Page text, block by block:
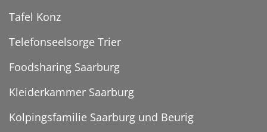
Tafel Konz
Telefonseelsorge Trier
Foodsharing Saarburg
Kleiderkammer Saarburg
Kolpingsfamilie Saarburg und Beurig